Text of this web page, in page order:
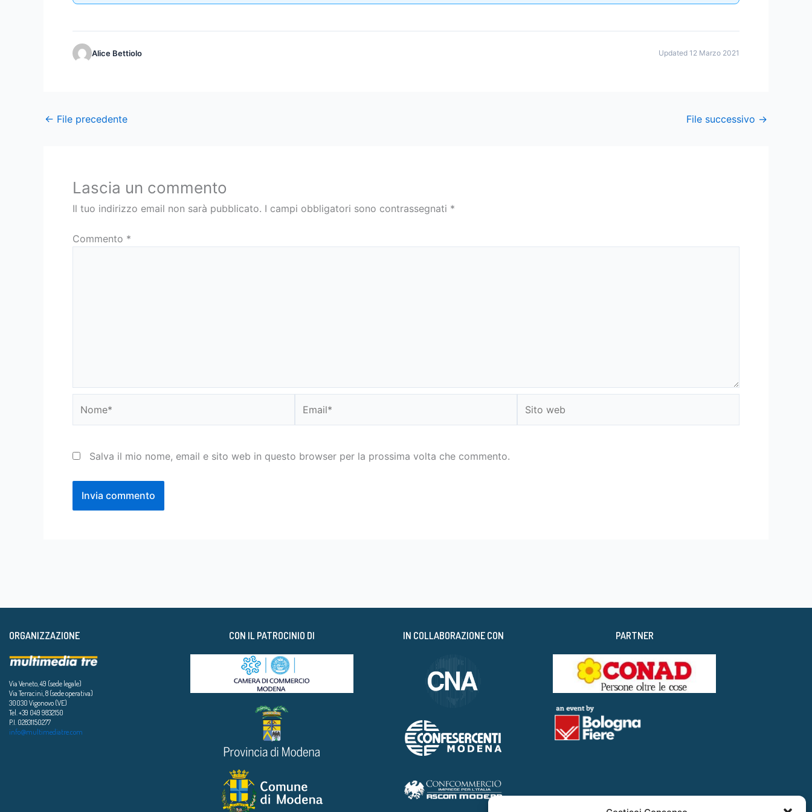
Alice Bettiolo Updated 12 Marzo 2021
← File precedente File successivo →
Lascia un commento
Il tuo indirizzo email non sarà pubblicato. I campi obbligatori sono contrassegnati *
Commento *
web
Salva il mio nome, email e sito web in questo browser per la prossima volta che commento.
ORGANIZZAZIONE
Via Veneto, 49 (sede legale)
Via Terracini, 8 (sede operativa)
30030 Vigonovo (VE)
Tel. +39 049 9832150
P.I. 02831150277
info@multimediatre.com
CON IL PATROCINIO DI IN COLLABORAZIONE CON PARTNER